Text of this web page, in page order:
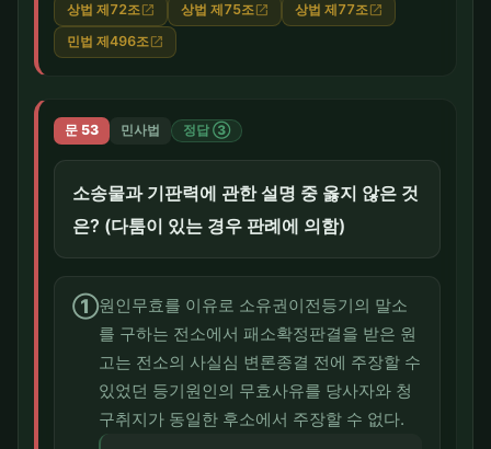
상법 제72조 open_in_new 상법 제75조 open_in_new 상법 제77조 open_in_new
민법 제496조 open_in_new
문 53 민사법 정답 ③
소송물과 기판력에 관한 설명 중 옳지 않은 것
은? (다툼이 있는 경우 판례에 의함)
①원인무효를 이유로 소유권이전등기의 말소
를 구하는 전소에서 패소확정판결을 받은 원
고는 전소의 사실심 변론종결 전에 주장할 수
있었던 등기원인의 무효사유를 당사자와 청
구취지가 동일한 후소에서 주장할 수 없다.